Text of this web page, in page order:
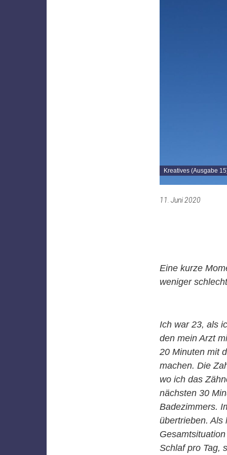
Kreatives (Ausgabe
11. Juni 2020
Eine kurze
weniger
Ich war 23, als
den mein Arzt
20 Minuten mit
machen. Die
wo ich das
nächsten 30
Badezimmers.
übertrieben. Als
Schlaf pro Tag,